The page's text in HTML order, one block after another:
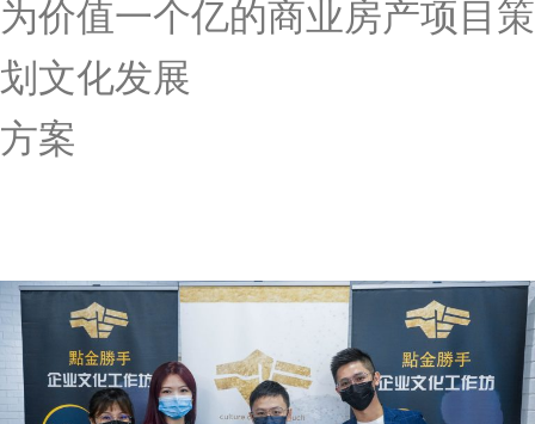
为价值一个亿的商业房产项目策
划文化发展
方案